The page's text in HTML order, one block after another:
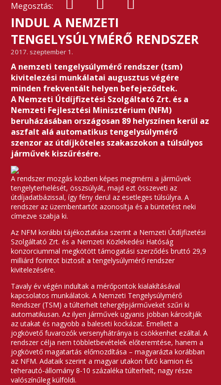
Megosztás:
INDUL A NEMZETI
TENGELYSÚLYMÉRŐ RENDSZER
2017. szeptember 1.
A nemzeti tengelysúlymérő rendszer (tsm)
kivitelezési munkálatai augusztus végére
minden frekventált helyen befejeződtek.
A Nemzeti Útdíjfizetési Szolgáltató Zrt. és a
Nemzeti Fejlesztési Minisztérium (NFM)
beruházásában országosan 89 helyszínen kerül az
aszfalt alá automatikus tengelysúlymérő
szenzor az útdíjköteles szakaszokon a túlsúlyos
járművek kiszűrésére.
A rendszer mozgás közben képes megmérni a járművek
tengelyterhelését, összsúlyát, majd ezt összeveti az
útdíjadatbázissal, így fény derül az esetleges túlsúlyra. A
rendszer az üzembentartót azonosítja és a büntetést neki
címezve szabja ki.
Az NFM korábbi tájékoztatása szerint a Nemzeti Útdíjfizetési
Szolgáltató Zrt. és a Nemzeti Közlekedési Hatóság
konzorciummal megkötött támogatási szerződés bruttó 29,9
milliárd forintot biztosít a tengelysúlymérő rendszer
kivitelezésére.
Tavaly év végén indultak a mérőpontok kialakításával
kapcsolatos munkálatok. A Nemzeti Tengelysúlymérő
Rendszer (TSM) a túlterhelt tehergépjárműveket szűri ki
automatikusan. Az ilyen járművek ugyanis jobban károsítják
az utakat és nagyobb a baleseti kockázat. Emellett a
jogkövető fuvarozók versenyhátránya is csökkenhet ezáltal. A
rendszer célja nem többletbevételek előteremtése, hanem a
jogkövető magatartás előmozdítása – magyarázta korábban
az NFM. Adataik szerint a magyar utakon futó kamion és
teherautó-állomány 8-10 százaléka túlterhelt, nagy része
valószínűleg külföldi.